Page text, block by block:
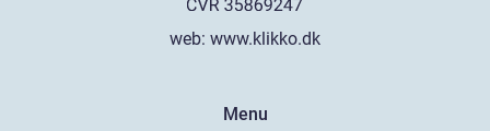
web: www.klikko.dk
Menu